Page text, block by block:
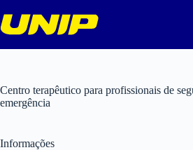
para
o
Centro terapêutico para profissionais de
emergência
Informações